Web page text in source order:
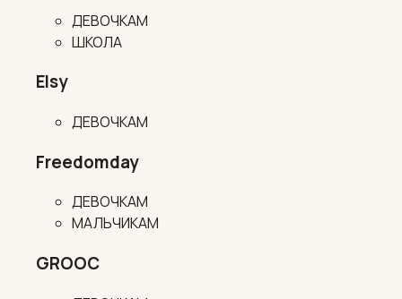
ДЕВОЧКАМ
ШКОЛА
Elsy
ДЕВОЧКАМ
Freedomday
ДЕВОЧКАМ
МАЛЬЧИКАМ
GROOC